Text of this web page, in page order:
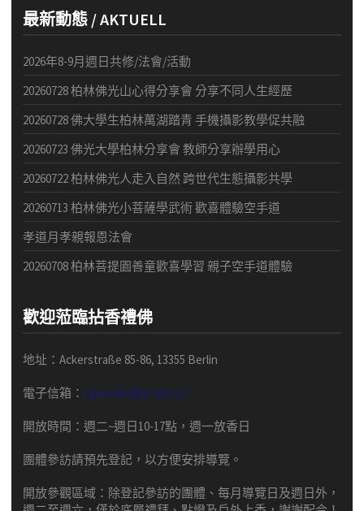
最新動態 / AKTUELL
2026年8-9月週日共修/法會/活動
20260728 柏林佛光山心得分享會 分享不同人生經歷
20260728 佛大學生柏林萬湖踏青 手機攝影教學促共融
20260723 佛光大學柏林分享會 教師分享辦學用心
20260722 柏林佛光人走入自然 跨世代生態攝影共學
20260713 柏林佛光小菩薩學武術 歡喜體驗空手道
孝道月孝親報恩法會
20260708 柏林菩提園善童歡喜學習 親子空手道體驗
歡迎蒞臨拈香禮佛
地址：Ackerstraße 85-86, 13355 Berlin
電子信箱： fgsberlin@gmail.com
開放時間 ： 週二~週日10-17點， 週一放香日
團體參訪請預先登記，以方便安排導覽 。
開放參觀區域： 除登記參訪的團體、每月導覽日及週日外，